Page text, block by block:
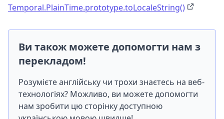
Temporal.PlainTime.prototype.toLocaleString()
Ви також можете допомогти нам з
перекладом!
Розумієте англійську чи трохи знаєтесь на веб-
технологіях? Можливо, ви можете допомогти
нам зробити цю сторінку доступною